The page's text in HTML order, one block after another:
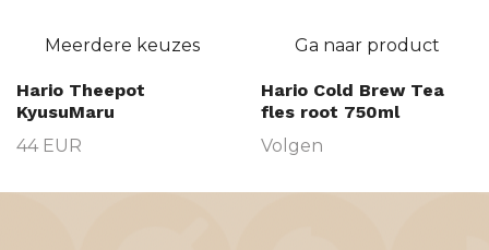
Meerdere keuzes
Hario Theepot
KyusuMaru
44 EUR
Ga naar product
Hario Cold Brew Tea
fles root 750ml
Volgen